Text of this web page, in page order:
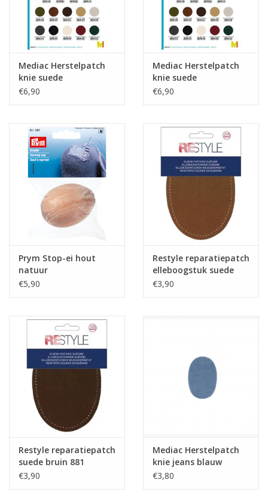
Mediac Herstelpatch
knie suede
limoengroen 2st.
€6,90
Mediac Herstelpatch
knie suede
donkerblauw 2st.
€6,90
Prym Stop-ei hout
natuur
€5,90
Restyle reparatiepatch
elleboogstuk suede
932
€3,90
Restyle reparatiepatch
suede bruin 881
€3,90
Mediac Herstelpatch
knie jeans blauw
delave 2st.
€3,80